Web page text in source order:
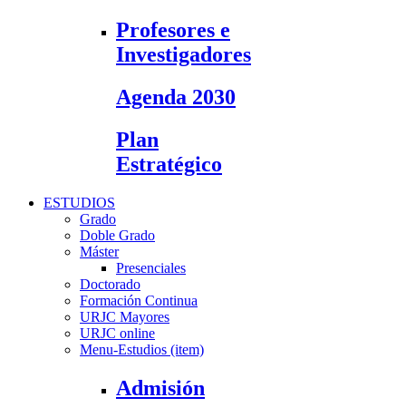
Profesores e
Investigadores
Agenda 2030
Plan
Estratégico
ESTUDIOS
Grado
Doble Grado
Máster
Presenciales
Doctorado
Formación Continua
URJC Mayores
URJC online
Menu-Estudios (item)
Admisión